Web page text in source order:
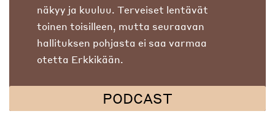
näkyy ja kuuluu. Terveiset lentävät
toinen toisilleen, mutta seuraavan
hallituksen pohjasta ei saa varmaa
otetta Erkkikään.
PODCAST